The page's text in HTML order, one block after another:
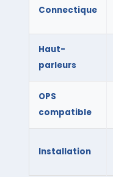
Connectique
Haut-
parleurs
OPS
compatible
Installation